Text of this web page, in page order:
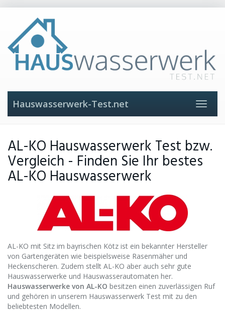
content
Toggle
Hauswasserwerk-Test.net
AL-KO Hauswasserwerk Test bzw.
Vergleich - Finden Sie Ihr bestes
AL-KO Hauswasserwerk
AL-KO mit Sitz im bayrischen Kötz ist ein bekannter Hersteller
von Gartengeräten wie beispielsweise Rasenmäher und
Heckenscheren. Zudem stellt AL-KO aber auch sehr gute
Hauswasserwerke und Hauswasserautomaten her.
Hauswasserwerke von AL-KO besitzen einen zuverlässigen Ruf
und gehören in unserem Hauswasserwerk Test mit zu den
beliebtesten Modellen.